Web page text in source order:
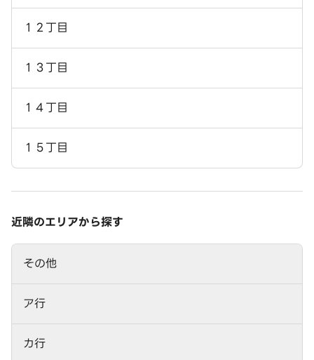
１２丁目
１３丁目
１４丁目
１５丁目
近隣のエリアから探す
その他
ア行
カ行